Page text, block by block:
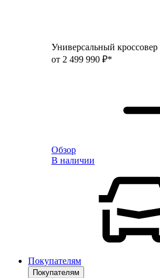
Универсальный кроссовер
от 2 499 990 ₽*
Обзор
В наличии
Покупателям
Покупателям